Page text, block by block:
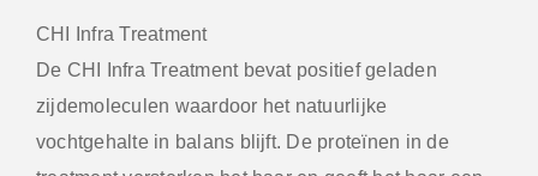
CHI Infra Treatment
De CHI Infra Treatment bevat positief geladen
zijdemoleculen waardoor het natuurlijke
vochtgehalte in balans blijft. De proteïnen in de